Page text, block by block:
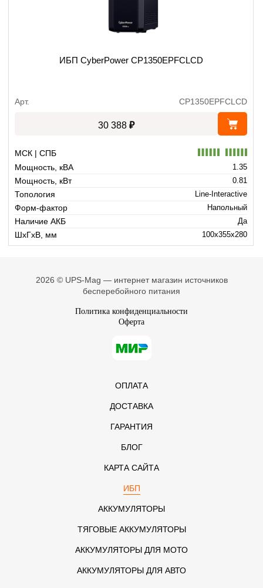
ИБП CyberPower CP1350EPFCLCD
Арт. CP1350EPFCLCD
30 388 ₽
МСК | СПБ
Мощность, кВА
1.35
Мощность, кВт 0.81
Топология Line-Interactive
Форм-фактор Напольный
Наличие АКБ Да
ШхГхВ, мм 100x355x280
2026 © UPS-Mag — интернет магазин источников
бесперебойного питания
Политика конфиденциальности
Оферта
ОПЛАТА
ДОСТАВКА
ГАРАНТИЯ
БЛОГ
КАРТА САЙТА
ИБП
АККУМУЛЯТОРЫ
ТЯГОВЫЕ АККУМУЛЯТОРЫ
АККУМУЛЯТОРЫ ДЛЯ МОТО
АККУМУЛЯТОРЫ ДЛЯ АВТО